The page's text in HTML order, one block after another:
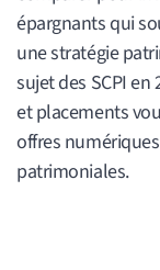
épargnants qui
une stratégie
sujet des SCPI
et placements
offres
patrimoniales.